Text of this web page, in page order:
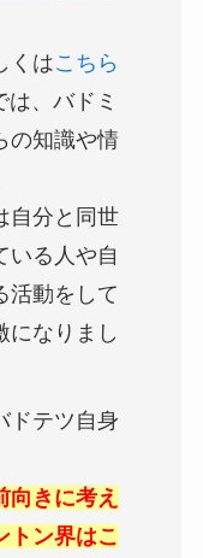
くはこちら
は、バドミ
の知識や情
自分と同世
いる人や自
活動をして
になりまし
ドテツ自身
向きに考え
トン界はこ